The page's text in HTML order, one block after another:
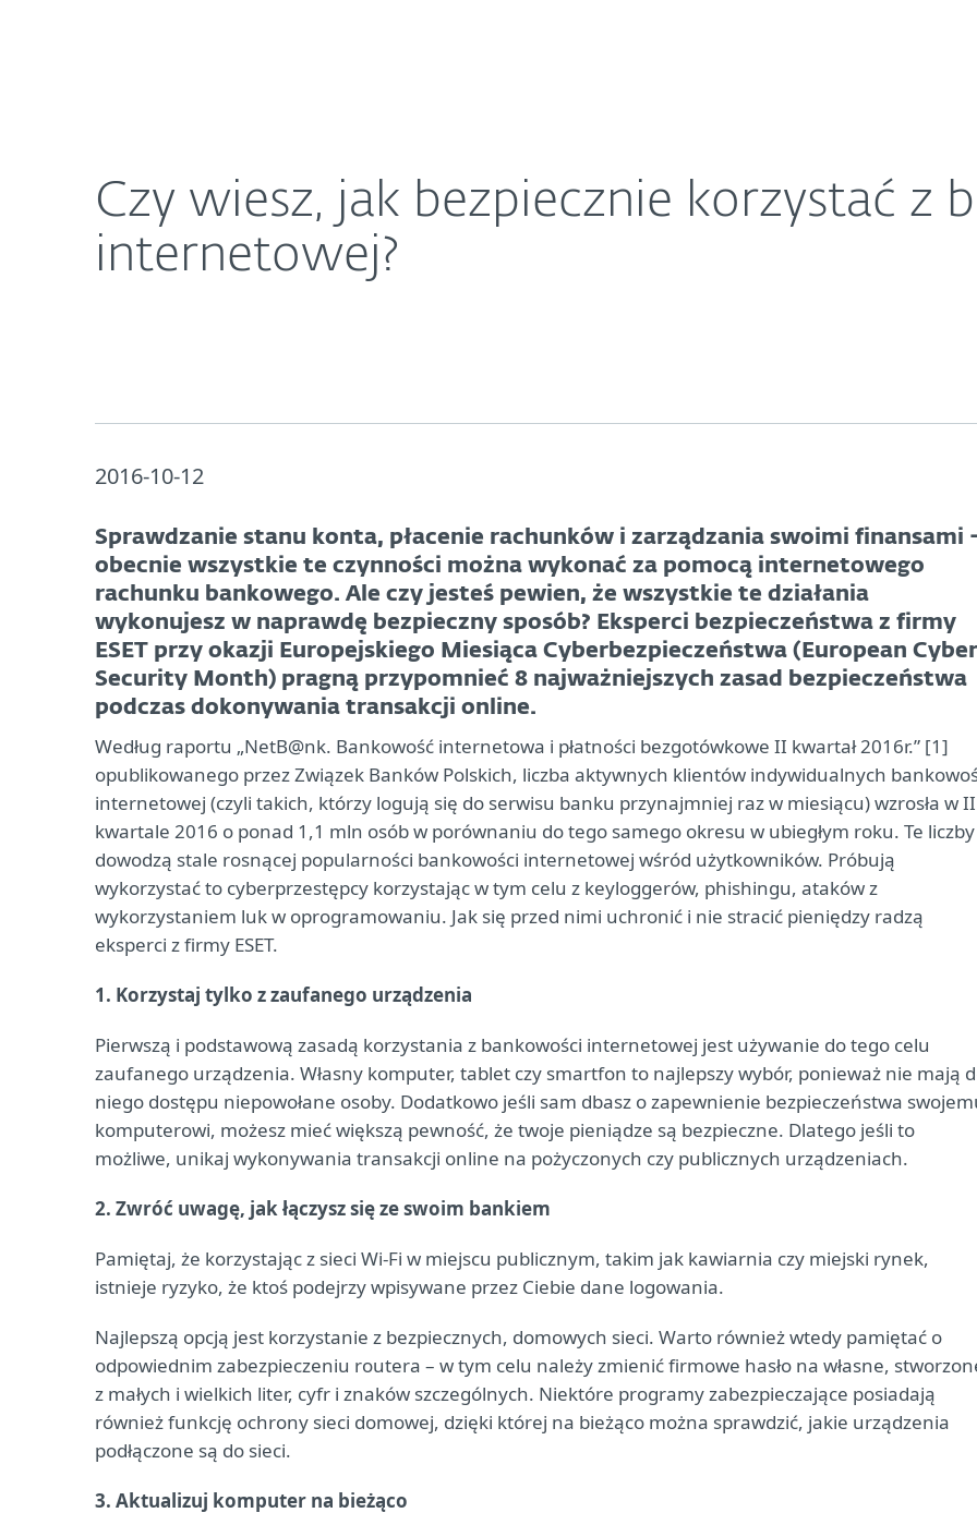
Czy wiesz, jak bezpiecznie korzystać z
internetowej?
2016-10-12
Sprawdzanie stanu konta, płacenie rachunków i zarządzania swoimi finansami
obecnie wszystkie te czynności można wykonać za pomocą internetowego
rachunku bankowego. Ale czy jesteś pewien, że wszystkie te działania
wykonujesz w naprawdę bezpieczny sposób? Eksperci bezpieczeństwa z firmy
ESET przy okazji Europejskiego Miesiąca Cyberbezpieczeństwa (European Cyber
Security Month) pragną przypomnieć 8 najważniejszych zasad bezpieczeństwa
podczas dokonywania transakcji online.
Według raportu „NetB@nk. Bankowość internetowa i płatności bezgotówkowe II kwartał 2016r.” [1]
opublikowanego przez Związek Banków Polskich, liczba aktywnych klientów indywidualnych
internetowej (czyli takich, którzy logują się do serwisu banku przynajmniej raz w miesiącu) wzrosła w II
kwartale 2016 o ponad 1,1 mln osób w porównaniu do tego samego okresu w ubiegłym roku. Te liczby
dowodzą stale rosnącej popularności bankowości internetowej wśród użytkowników. Próbują
wykorzystać to cyberprzestępcy korzystając w tym celu z keyloggerów, phishingu, ataków z
wykorzystaniem luk w oprogramowaniu. Jak się przed nimi uchronić i nie stracić pieniędzy radzą
eksperci z firmy ESET.
1. Korzystaj tylko z zaufanego urządzenia
Pierwszą i podstawową zasadą korzystania z bankowości internetowej jest używanie do tego celu
zaufanego urządzenia. Własny komputer, tablet czy smartfon to najlepszy wybór, ponieważ nie mają
niego dostępu niepowołane osoby. Dodatkowo jeśli sam dbasz o zapewnienie bezpieczeństwa
komputerowi, możesz mieć większą pewność, że twoje pieniądze są bezpieczne. Dlatego jeśli to
możliwe, unikaj wykonywania transakcji online na pożyczonych czy publicznych urządzeniach.
2. Zwróć uwagę, jak łączysz się ze swoim bankiem
Pamiętaj, że korzystając z sieci Wi-Fi w miejscu publicznym, takim jak kawiarnia czy miejski rynek,
istnieje ryzyko, że ktoś podejrzy wpisywane przez Ciebie dane logowania.
Najlepszą opcją jest korzystanie z bezpiecznych, domowych sieci. Warto również wtedy pamiętać o
odpowiednim zabezpieczeniu routera – w tym celu należy zmienić firmowe hasło na własne,
z małych i wielkich liter, cyfr i znaków szczególnych. Niektóre programy zabezpieczające posiadają
również funkcję ochrony sieci domowej, dzięki której na bieżąco można sprawdzić, jakie urządzenia
podłączone są do sieci.
3. Aktualizuj komputer na bieżąco